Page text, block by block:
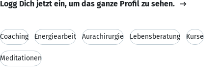
Logg Dich jetzt ein, um das ganze Profil zu sehen.
Coaching Energiearbeit Aurachirurgie Lebensberatung Kurse
Meditationen